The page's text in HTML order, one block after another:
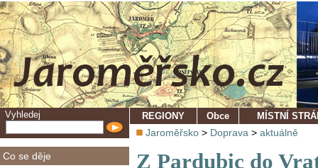
Vyhledej
Co se děje
REGIONY Obce MÍSTNÍ
Jaroměřsko > Doprava > aktuálně
Z Pardubic do